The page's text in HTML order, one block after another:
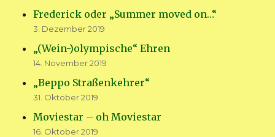
Frederick oder „Summer moved on…“
3. Dezember 2019
„(Wein-)olympische“ Ehren
14. November 2019
„Beppo Straßenkehrer“
31. Oktober 2019
Moviestar – oh Moviestar
16. Oktober 2019